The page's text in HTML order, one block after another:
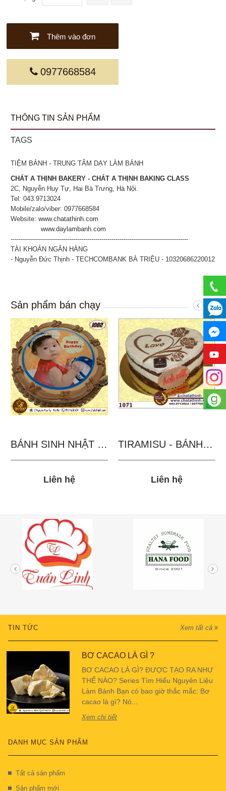
Thêm vào đơn
0977668584
THÔNG TIN SẢN PHẨM
TAGS
TIỆM BÁNH - TRUNG TÂM DẠY LÀM BÁNH
CHÁT A THỊNH BAKERY - CHÁT A THỊNH BAKING CLASS
2C, Nguyễn Huy Tự, Hai Bà Trưng, Hà Nội.
Tel: 043.9713024
Mobile/zalo/viber: 0977668584
Website:www.chatathinh.com
www.daylambanh.com
----------------------------------------------------------------------------------------
TÀI KHOẢN NGÂN HÀNG
- Nguyễn Đức Thịnh - TECHCOMBANK BÀ TRIỆU - 10320686220012
Sản phẩm bán chạy
BÁNH SINH NHẬT IN...
Liên hệ
TIRAMISU - BÁNH TẶNG...
Liên hệ
TIN TỨC Xem tất cả
BƠ CACAO LÀ GÌ ?
BƠ CACAO LÀ GÌ? ĐƯỢC TẠO RA NHƯ
THẾ NÀO? Series Tìm Hiểu Nguyên Liệu
Làm Bánh Bạn có bao giờ thắc mắc: Bơ
cacao là gì? Nó...
Xem chi tiết
DANH MỤC SẢN PHẨM
Tất cả sản phẩm
Sản phẩm mới